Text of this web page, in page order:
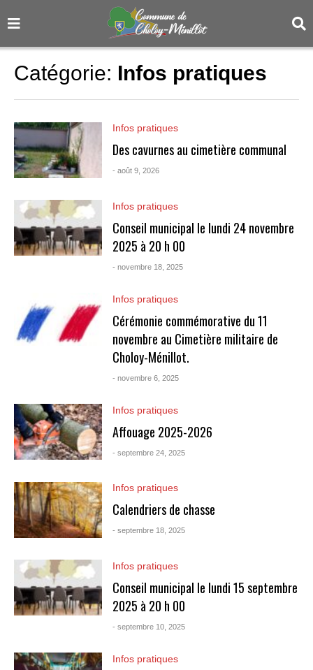
Catégorie: Infos pratiques
Infos pratiques
Des cavurnes au cimetière communal
- août 9, 2026
Infos pratiques
Conseil municipal le lundi 24 novembre
2025 à 20 h 00
- novembre 18, 2025
Infos pratiques
Cérémonie commémorative du 11
novembre au Cimetière militaire de
Choloy-Ménillot.
- novembre 6, 2025
Infos pratiques
Affouage 2025-2026
- septembre 24, 2025
Infos pratiques
Calendriers de chasse
- septembre 18, 2025
Infos pratiques
Conseil municipal le lundi 15 septembre
2025 à 20 h 00
- septembre 10, 2025
Infos pratiques